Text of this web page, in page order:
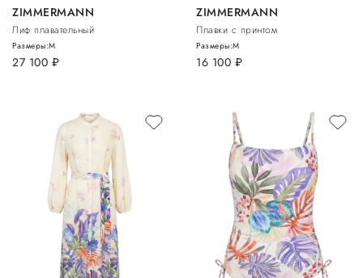
ZIMMERMANN
Лиф плавательный
27 100 руб.
Размеры:M
ZIMMERMANN
Плавки с принтом
16 100 руб.
Размеры:M